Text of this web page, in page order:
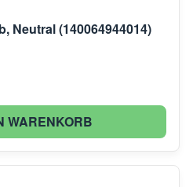
Neutral (140064944014)
WARENKORB